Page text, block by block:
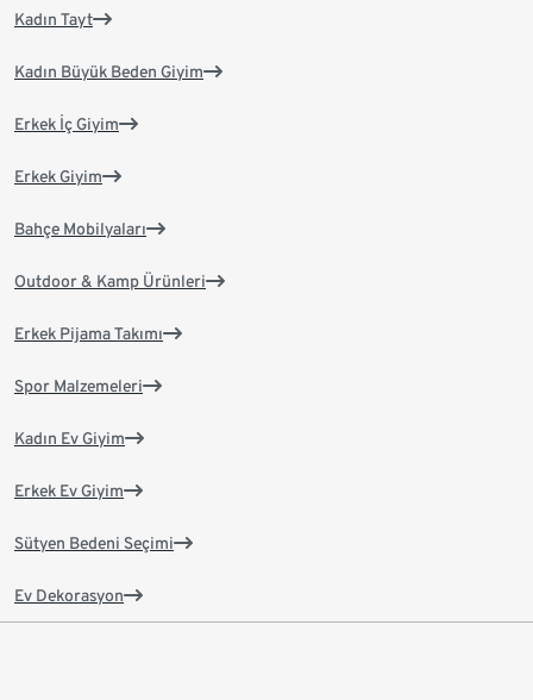
Kadın Tayt
Kadın Büyük Beden Giyim
Erkek İç Giyim
Erkek Giyim
Bahçe Mobilyaları
Outdoor & Kamp Ürünleri
Erkek Pijama Takımı
Spor Malzemeleri
Kadın Ev Giyim
Erkek Ev Giyim
Sütyen Bedeni Seçimi
Ev Dekorasyon